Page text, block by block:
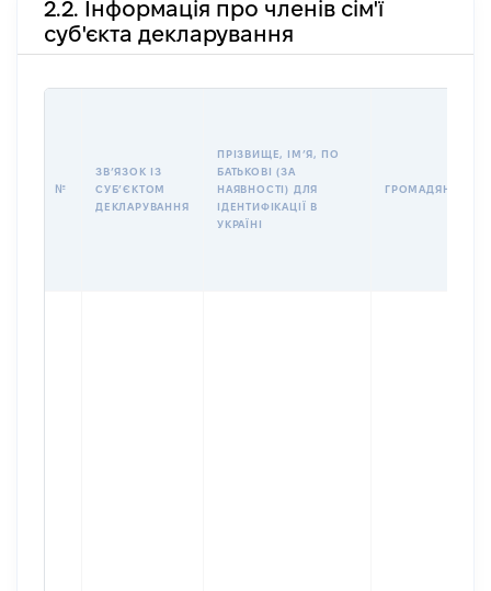
2.2. Інформація про членів сім'ї
суб'єкта декларування
№
ЗВʼЯЗОК ІЗ
СУБʼЄКТОМ
ДЕКЛАРУВАННЯ
ПРІЗВИЩЕ, ІМʼЯ, ПО
БАТЬКОВІ (ЗА
НАЯВНОСТІ) ДЛЯ
ІДЕНТИФІКАЦІЇ В
УКРАЇНІ
ГРОМАДЯНСТВО